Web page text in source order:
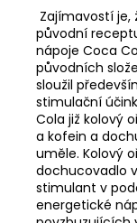
Zajímavostí je,
původní
nápoje Coca
původních
sloužil
stimulační
Cola již kolový
a kofein a
uměle. Kolový
dochucovadlo
stimulant v
energetické